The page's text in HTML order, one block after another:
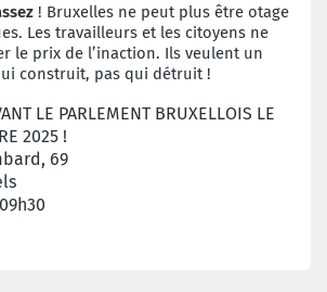
! Bruxelles ne peut plus être otage
Les travailleurs et les citoyens ne
le prix de l’inaction. Ils veulent un
construit, pas qui détruit !
LE PARLEMENT BRUXELLOIS LE
2025 !
69